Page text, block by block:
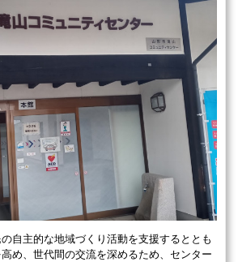
自主的な地域づくり活動を支援するととも
め、世代間の交流を深めるため、センター